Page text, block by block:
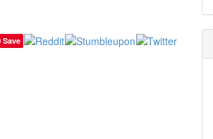
Save